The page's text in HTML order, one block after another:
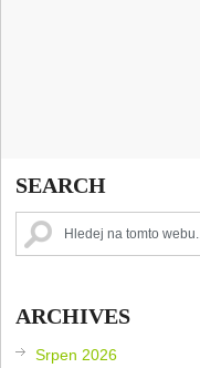
SEARCH
ARCHIVES
Srpen 2026